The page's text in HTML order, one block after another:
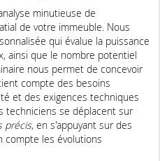
minutieuse de
de votre immeuble. Nous
qui évalue la puissance
ainsi que le nombre potentiel
nous permet de concevoir
compte des besoins
et des exigences techniques
techniciens se déplacent sur
précis, en s'appuyant sur des
les évolutions